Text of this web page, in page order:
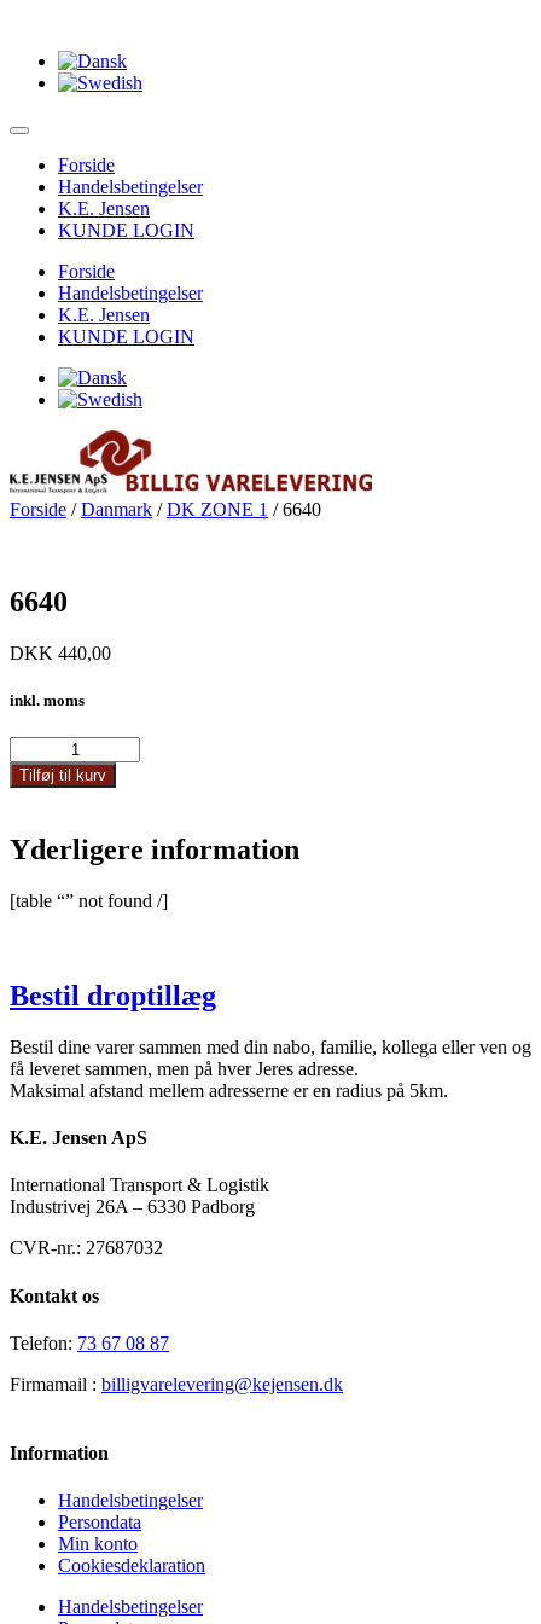
Forside
Handelsbetingelser
K.E. Jensen
KUNDE LOGIN
Forside
Handelsbetingelser
K.E. Jensen
KUNDE LOGIN
Forside /Danmark /DK ZONE 1 / 6640
6640
DKK 440,00
inkl. moms
antal
Tilføj til kurv
Yderligere information
[table “” not found /]
Bestil droptillæg
Bestil dine varer sammen med din nabo, familie, kollega eller ven og
få leveret sammen, men på hver Jeres adresse.
Maksimal afstand mellem adresserne er en radius på 5km.
K.E. Jensen ApS
International Transport & Logistik
Industrivej 26A – 6330 Padborg
CVR-nr.: 27687032
Kontakt os
Telefon: 73 67 08 87
Firmamail : billigvarelevering@kejensen.dk
Information
Handelsbetingelser
Persondata
Min konto
Cookiesdeklaration
Handelsbetingelser